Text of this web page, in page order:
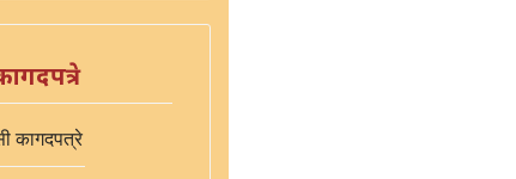
कागदपत्रे